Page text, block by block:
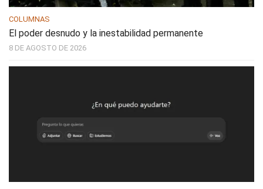
COLUMNAS
El poder desnudo y la inestabilidad permanente
8 DE AGOSTO DE 2026